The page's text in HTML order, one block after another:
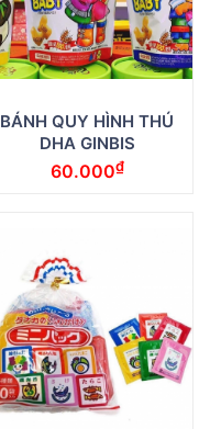
BÁNH QUY HÌNH THÚ
DHA GINBIS
60.000₫